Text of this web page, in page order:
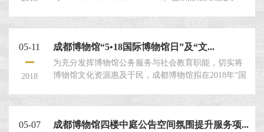
古科技有限公司 金 ...
05-11
2018
成都博物馆“5•18国际博物馆日”及“文...
为充分发挥博物馆公务服务与社会教育职能，切实将
博物馆文化资源惠及于民，成都博物馆拟在2018年“国
——近40年成都城市环境的变化”讲座活动时间：5月
05-07 成都博物馆四楼中庭公告空间氛围提升服务项...